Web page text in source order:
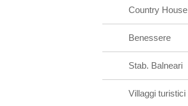
Country House
Benessere
Stab. Balneari
Villaggi turistici